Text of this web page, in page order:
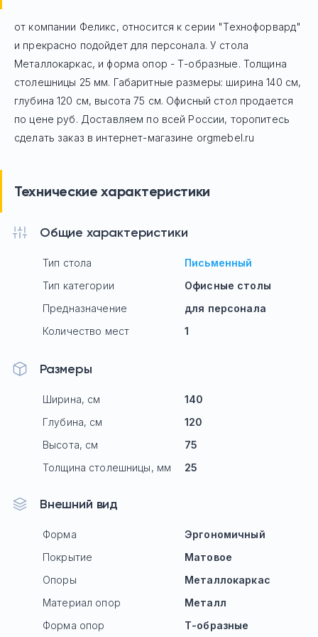
от компании Феликс, относится к серии "Технофорвард"
и прекрасно подойдет для персонала. У стола
Mеталлокаркас, и форма опор - Т-образные. Толщина
столешницы 25 мм. Габаритные размеры: ширина 140 см,
глубина 120 см, высота 75 см. Офисный стол продается
по цене руб. Доставляем по всей России, торопитесь
сделать заказ в интернет-магазине orgmebel.ru
Технические характеристики
Общие характеристики
Тип стола
Письменный
Тип категории
Офисные столы
Предназначение
для персонала
Количество мест
1
Размеры
Ширина, см
140
Глубина, см
120
Высота, см
75
Толщина столешницы, мм
25
Внешний вид
Форма
Эргономичный
Покрытие
Матовое
Опоры
Mеталлокаркас
Материал опор
Металл
Форма опор
Т-образные